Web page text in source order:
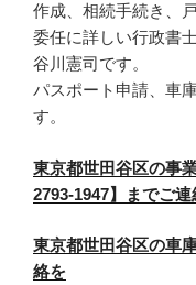
作成、相続手続き、
委任に詳しい行政書
谷川憲司です。
パスポート申請、車
す。
東京都世田谷区の事
2793-1947】までご連
東京都世田谷区の車
絡を